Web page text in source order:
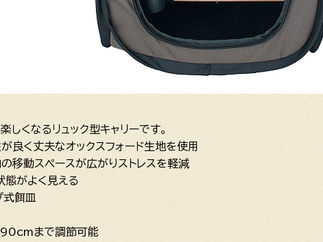
くなるリュック型キャリーです。
良く丈夫なオックスフォード生地を使用
の移動スペースが広がりストレスを軽減
態がよく見える
式餌皿
90cmまで調節可能